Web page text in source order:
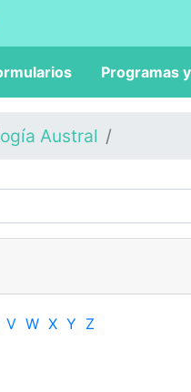
Programas
Austral
V W X Y Z